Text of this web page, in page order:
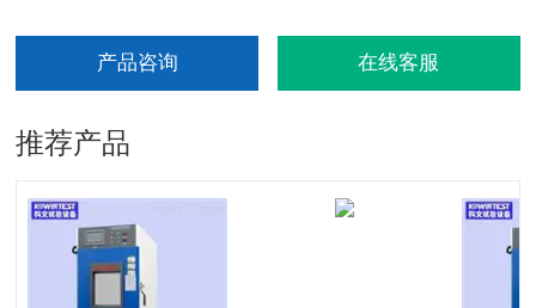
产品咨询 在线客服
推荐产品